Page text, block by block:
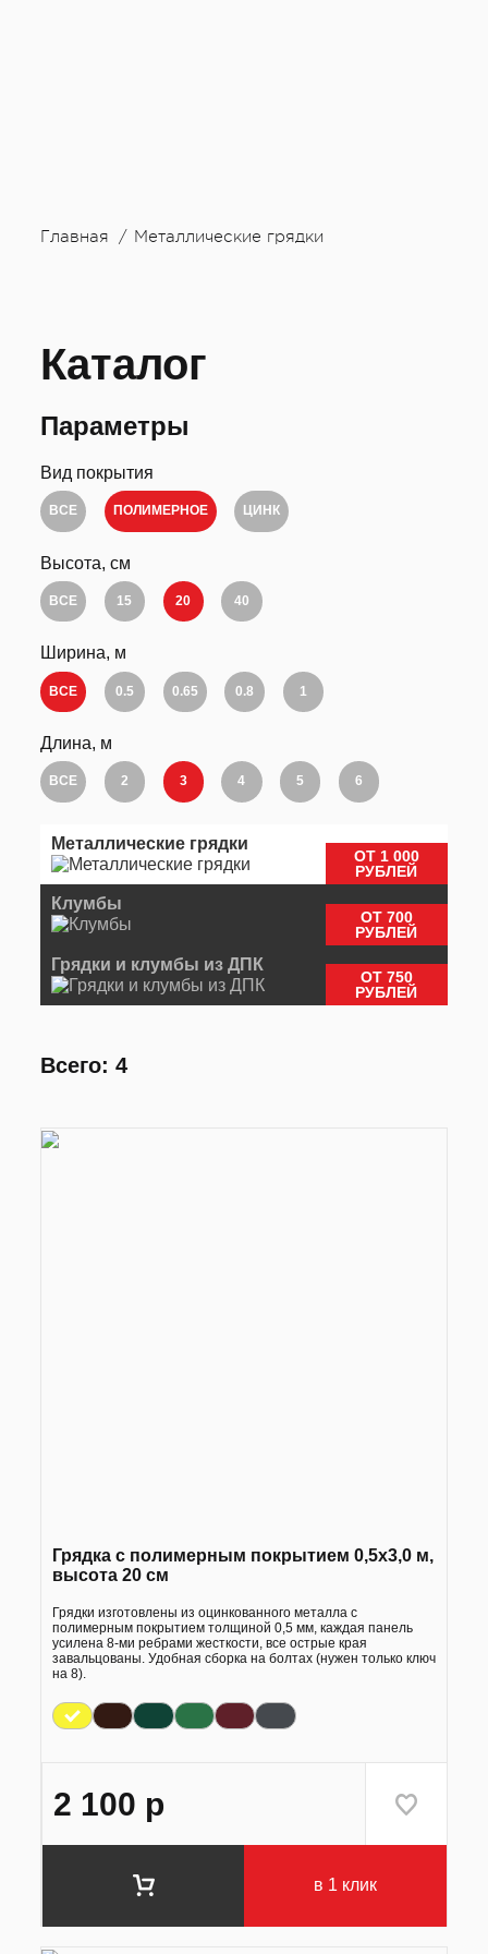
Главная Металлические грядки
Каталог
Параметры
Вид покрытия
ВСЕ ПОЛИМЕРНОЕ ЦИНК
Высота, см
ВСЕ 15 20 40
Ширина, м
ВСЕ 0.5 0.65 0.8 1
Длина, м
ВСЕ 2 3 4 5 6
Металлические грядки
ОТ 1 000
РУБЛЕЙ
Клумбы
ОТ 700
РУБЛЕЙ
Грядки и клумбы из ДПК
ОТ 750
РУБЛЕЙ
Всего: 4
Грядка с полимерным покрытием 0,5х3,0 м,
высота 20 см
Грядки изготовлены из оцинкованного металла с
полимерным покрытием толщиной 0,5 мм, каждая панель
усилена 8-ми ребрами жесткости, все острые края
завальцованы. Удобная сборка на болтах (нужен только ключ
на 8).
2 100 р
в 1 клик